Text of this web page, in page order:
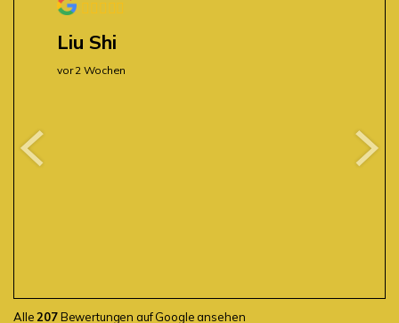
Liu Shi
vor 2 Wochen
Alle207Bewertungen auf Google ansehen